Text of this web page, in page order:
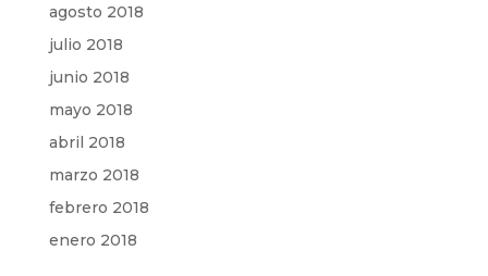
agosto 2018
julio 2018
junio 2018
mayo 2018
abril 2018
marzo 2018
febrero 2018
enero 2018